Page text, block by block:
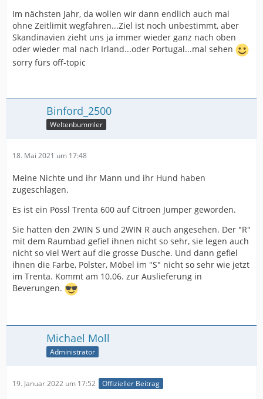
Im nächsten Jahr, da wollen wir dann endlich auch mal
ohne Zeitlimit wegfahren...Ziel ist noch unbestimmt, aber
Skandinavien zieht uns ja immer wieder ganz nach oben
oder wieder mal nach Irland...oder Portugal...mal sehen
sorry fürs off-topic
Binford_2500
Weltenbummler
18. Mai 2021 um 17:48
Meine Nichte und ihr Mann und ihr Hund haben
zugeschlagen.
Es ist ein Pössl Trenta 600 auf Citroen Jumper geworden.
Sie hatten den 2WIN S und 2WIN R auch angesehen. Der "R"
mit dem Raumbad gefiel ihnen nicht so sehr, sie legen auch
nicht so viel Wert auf die grosse Dusche. Und dann gefiel
ihnen die Farbe, Polster, Möbel im "S" nicht so sehr wie jetzt
im Trenta. Kommt am 10.06. zur Auslieferung in
Beverungen.
Michael Moll
Administrator
19. Januar 2022 um 17:52 Offizieller Beitrag